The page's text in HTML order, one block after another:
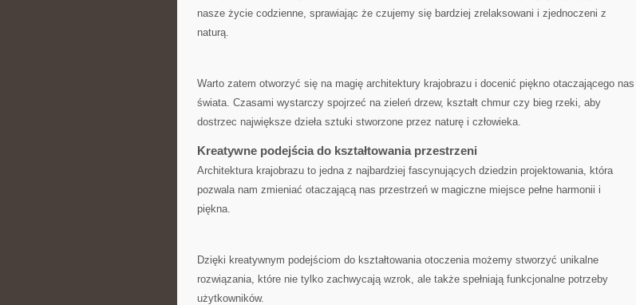
nasze życie codzienne, sprawiając że czujemy się bardziej zrelaksowani i zjednoczeni z
‌naturą.
Warto​ zatem ⁢otworzyć się na magię architektury​ krajobrazu⁤ i docenić piękno otaczającego nas
świata. Czasami wystarczy spojrzeć na zieleń‌ drzew, kształt chmur czy ⁢bieg rzeki, aby
dostrzec największe ​dzieła sztuki stworzone przez naturę i człowieka.
Kreatywne podejścia ‌do kształtowania przestrzeni
Architektura‍ krajobrazu to​ jedna ⁢z najbardziej fascynujących dziedzin projektowania, ‌która
pozwala ​nam zmieniać otaczającą⁢ nas przestrzeń⁢ w magiczne miejsce pełne harmonii i
piękna.
Dzięki kreatywnym podejściom ‍do kształtowania otoczenia możemy stworzyć unikalne
rozwiązania, które nie tylko⁤ zachwycają ‍wzrok, ale także spełniają funkcjonalne potrzeby⁢
użytkowników.